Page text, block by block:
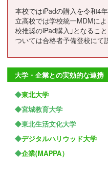
本校ではiPadの購入を令和4
立高校では学校統一MDMに
校推奨のiPad購入｣となるこ
ついては合格者予備登校にて
大学・企業との実効的な連携
◆東北大学
◆宮城教育大学
◆東北生活文化大学
◆デジタルハリウッド大学
◆企業(MAPPA）